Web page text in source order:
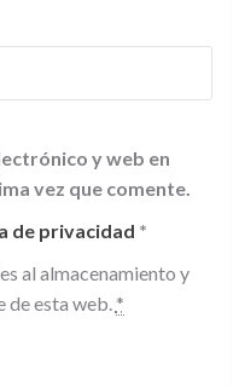
y web en
vez que comente.
de privacidad *
al almacenamiento y
esta web. *